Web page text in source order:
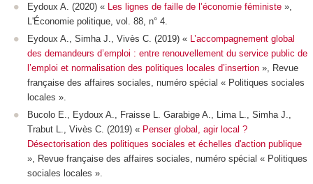
Eydoux A. (2020) « Les lignes de faille de l’économie féministe »,
L'Économie politique , vol. 88, n° 4.
Eydoux A., Simha J., Vivès C. (2019) « L’accompagnement global
des demandeurs d’emploi : entre renouvellement du service public de
l’emploi et normalisation des politiques locales d’insertion », Revue
française des affaires sociales , numéro spécial « Politiques sociales
locales ».
Bucolo E., Eydoux A., Fraisse L. Garabige A., Lima L., Simha J.,
Trabut L., Vivès C. (2019) « Penser global, agir local ?
Désectorisation des politiques sociales et échelles d'action publique
», Revue française des affaires sociales, numéro spécial « Politiques
sociales locales »